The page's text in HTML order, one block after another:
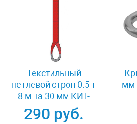
Текстильный
петлевой строп 0.5 т
8 м на 30 мм КИТ-
СТП-0.5-8
290 руб.
мм